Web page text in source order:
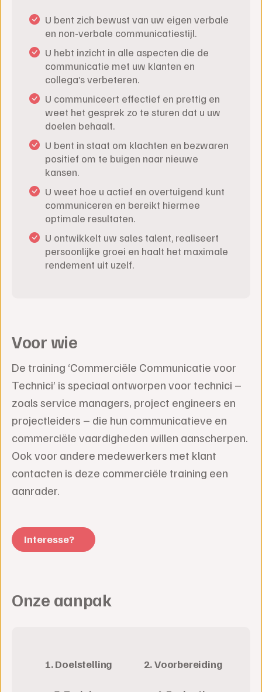
U bent zich bewust van uw eigen verbale
en non-verbale communicatiestijl.
U hebt inzicht in alle aspecten die de
communicatie met uw klanten en
collega’s verbeteren.
U communiceert effectief en prettig en
weet het gesprek zo te sturen dat u uw
doelen behaalt.
U bent in staat om klachten en bezwaren
positief om te buigen naar nieuwe
kansen.
U weet hoe u actief en overtuigend kunt
communiceren en bereikt hiermee
optimale resultaten.
U ontwikkelt uw sales talent, realiseert
persoonlijke groei en haalt het maximale
rendement uit uzelf.
Voor wie
De training ‘Commerciële Communicatie voor
Technici’ is speciaal ontworpen voor technici –
zoals service managers, project engineers en
projectleiders – die hun communicatieve en
commerciële vaardigheden willen aanscherpen.
Ook voor andere medewerkers met klant
contacten is deze commerciële training een
aanrader.
Interesse?
Onze aanpak
1. Doelstelling 2. Voorbereiding